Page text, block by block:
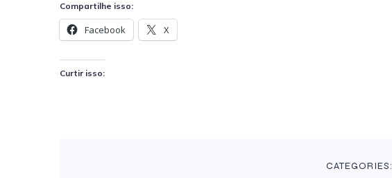
Compartilhe isso:
Facebook X
Curtir isso:
CATEGORIES: